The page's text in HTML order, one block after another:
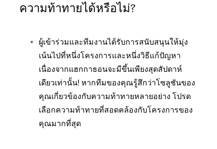
ความท้าทายได้หรือไม่?
ผู้เข้าร่วมและทีมงานได้รับการสนับสนุนให้มุ่ง
เน้นไปที่หนึ่งโครงการและหนึ่งวิธีแก้ปัญหา
เนื่องจากแฮกกาธอนจะมีขึ้นเพียงสุดสัปดาห์
เดียวเท่านั้น! หากทีมของคุณรู้สึกว่าโซลูชันของ
คุณเกี่ยวข้องกับความท้าทายหลายอย่าง โปรด
เลือกความท้าทายที่สอดคล้องกับโครงการของ
คุณมากที่สุด